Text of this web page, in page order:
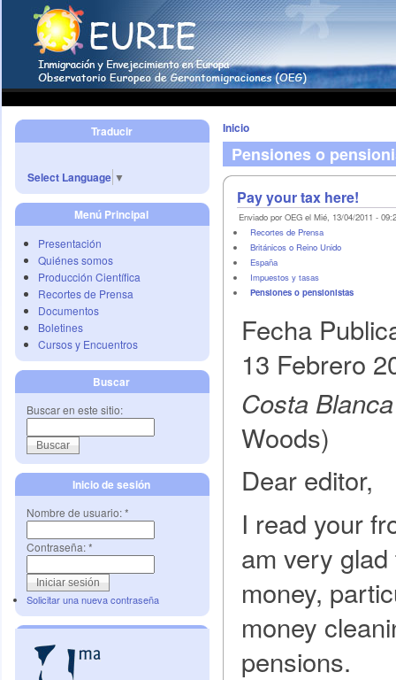
Traducir
Select Language ▼
Menú Principal
Presentación
Quiénes somos
Producción Científica
Recortes de Prensa
Documentos
Boletines
Cursos y Encuentros
Buscar
Buscar en este sitio:
Inicio de sesión
Nombre de usuario:*
Contraseña:*
Solicitar una nueva contraseña
Inicio
Pensiones o
Pay your tax here!
Enviado por OEG el Mié, 13/04/2011 -
Recortes de Prensa
Británicos o Reino Unido
España
Impuestos y tasas
Pensiones o pensionistas
Fecha
13 Febrero
Costa
Woods)
Dear editor,
I read your
am very
money,
money
pensions.